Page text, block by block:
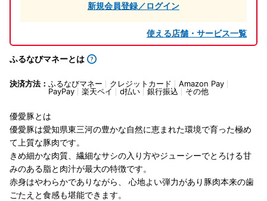
新規会員登録／ログイン
使える店舗・サービス一覧
ふるなびマネーとは
決済方法： ふるなびマネー クレジットカード
Amazon Pay
PayPay
楽天ペイ d払い 銀行振込 その他
優愛豚とは
優愛豚は愛知県東三河の豊かな自然に恵まれた環境で育った極め
て上質な豚肉です。
きめ細かな肉質、繊細なサシの入り方やジューシーでとろける甘
みのある脂と肉汁が最大の特徴です。
赤身はやわらかでありながら、 心地よい弾力があり豚肉本来の歯
ごたえと食感も堪能できます。